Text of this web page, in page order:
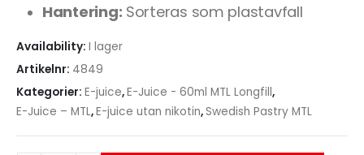
Hantering: Sorteras som plastavfall
Availability: I lager
Artikelnr: 4849
Kategorier: E-juice,E-Juice - 60ml MTL Longfill,
E-Juice – MTL,E-juice utan nikotin,Swedish Pastry MTL